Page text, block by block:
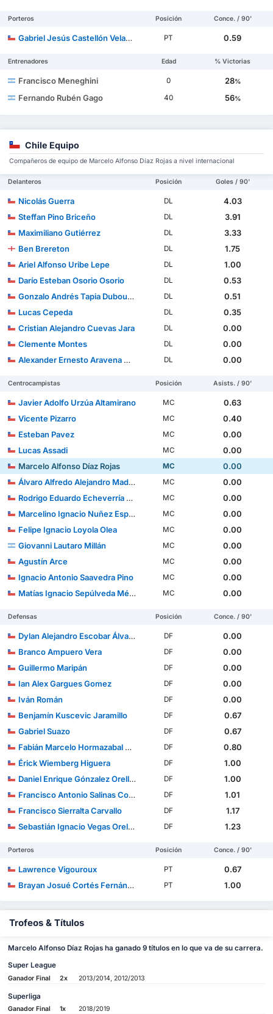
Porteros Posición Conce. / 90'
Gabriel Jesús Castellón Velazque PT 0.59
Entrenadores Edad % Victorias
Francisco Meneghini 0 28%
Fernando Rubén Gago 40 56%
Chile Equipo
Compañeros de equipo de Marcelo Alfonso Díaz Rojas a nivel internacional
Delanteros Posición Goles / 90'
Nicolás Guerra DL
4.03
Steffan Pino Briceño
DL
3.91
Maximiliano Gutiérrez
DL
3.33
Ben Brereton
DL
1.75
Ariel Alfonso Uribe Lepe
DL
1.00
Darío Esteban Osorio Osorio
DL
0.53
Gonzalo Andrés Tapia Dubournais
DL
0.51
Lucas Cepeda
DL
0.35
Cristian Alejandro Cuevas Jara
DL
0.00
Clemente Montes
DL
0.00
Alexander Ernesto Aravena Guzmán
DL 0.00
Centrocampistas Posición Asists. / 90'
Javier Adolfo Urzúa Altamirano MC
0.63
Vicente Pizarro
MC
0.40
Esteban Pavez
MC
0.00
Lucas Assadi
MC
0.00
Marcelo Alfonso Díaz Rojas
MC
0.00
Álvaro Alfredo Alejandro Madrid Gaete
MC
0.00
Rodrigo Eduardo Echeverría Sáez
MC
0.00
Marcelino Ignacio Nuñez Espinoza
MC
0.00
Felipe Ignacio Loyola Olea
MC
0.00
Giovanni Lautaro Millán
MC
0.00
Agustín Arce
MC
0.00
Ignacio Antonio Saavedra Pino
MC
0.00
Matías Ignacio Sepúlveda Méndez
MC 0.00
Defensas Posición Conce. / 90'
Dylan Alejandro Escobar Álvarez DF
0.00
Branco Ampuero Vera
DF
0.00
Guillermo Maripán
DF
0.00
Ian Alex Gargues Gomez
DF
0.00
Iván Román
DF
0.00
Benjamín Kuscevic Jaramillo
DF
0.67
Gabriel Suazo
DF
0.67
Fabián Marcelo Hormazabal Berríos
DF
0.80
Érick Wiemberg Higuera
DF
1.00
Daniel Enrique Gónzalez Orellana
DF
1.00
Francisco Antonio Salinas Concha
DF
1.01
Francisco Sierralta Carvallo
DF
1.17
Sebastián Ignacio Vegas Orellana
DF 1.23
Porteros Posición Conce. / 90'
Lawrence Vigouroux PT
0.67
Brayan Josué Cortés Fernández
PT 1.00
Trofeos & Títulos
Marcelo Alfonso Díaz Rojas ha ganado 9 títulos en lo que va de su carrera.
Super League
Ganador Final 2x 2013/2014, 2012/2013
Superliga
Ganador Final 1x 2018/2019